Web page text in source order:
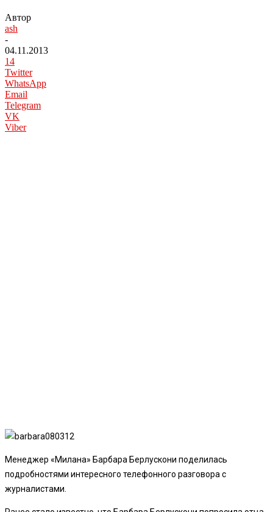
Автор
ash
-
04.11.2013
14
Twitter
WhatsApp
Email
Telegram
VK
Viber
Менеджер «Милана» Барбара Берлускони поделилась
подробностями интересного телефонного разговора с
журналистами.